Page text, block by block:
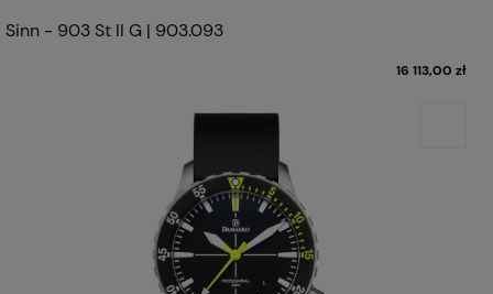
Sinn - 903 St II G | 903.093
16 113,00 zł